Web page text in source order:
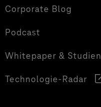
Corporate Blog
Podcast
Whitepaper & Studien
Technologie-Radar